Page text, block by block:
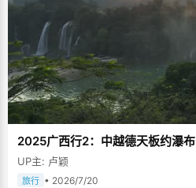
2025广西行2：中越德天板约瀑布
UP主: 卢颖
旅行 • 2026/7/20